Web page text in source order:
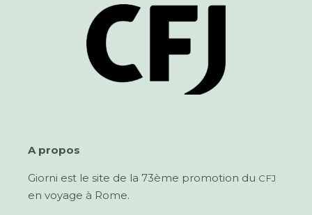
A pro­pos
Giorni est le site de la 73ème pro­mo­tion du CFJ
en voy­age à Rome.